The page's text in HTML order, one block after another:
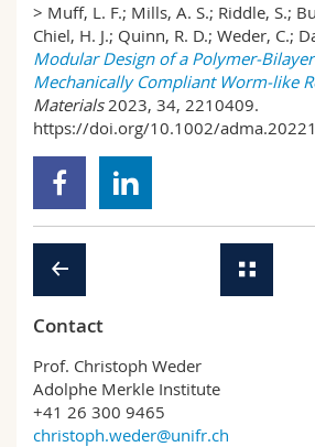
> Muff, L. F.; Mills, A. S.; Riddle, S.;
Chiel, H. J.; Quinn, R. D.; Weder, C.;
Modular Design of a Polymer-
Mechanically Compliant Worm-like
Materials2023, 34, 2210409.
https://doi.org/10.1002/
Contact
Prof. Christoph Weder
Adolphe Merkle Institute
+41 26 300 9465
christoph.weder@unifr.ch